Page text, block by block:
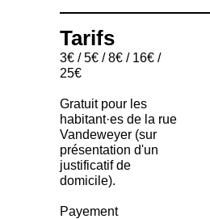
Tarifs
3€ / 5€ / 8€ / 16€ /
25€
Gratuit pour les
habitant·es de la rue
Vandeweyer (sur
présentation d'un
justificatif de
domicile).
Payement